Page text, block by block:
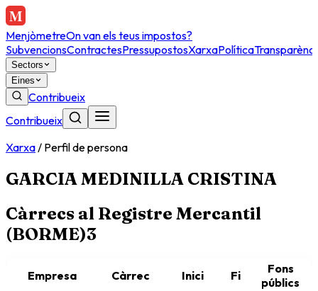
MenjòmetreOn van els teus impostos?
SubvencionsContractesPressupostosXarxaPolítica
Sectors
Eines
Contribueix
Contribueix
Xarxa/ Perfil de persona
GARCIA MEDINILLA CRISTINA
Càrrecs al Registre Mercantil
(BORME)3
Empresa Càrrec Inici Fi
Fons
públics